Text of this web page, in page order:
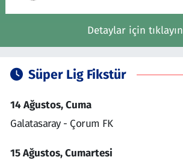
Detaylar için tıklayın
Süper Lig Fikstür
14 Ağustos, Cuma
Galatasaray - Çorum FK
15 Ağustos, Cumartesi